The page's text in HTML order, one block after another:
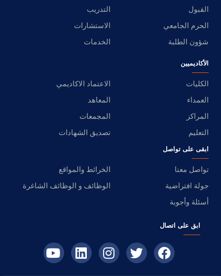
القبول
التدريب
الحرم الجامعي
الاستشارات
شؤون الطلبة
الخدمات
الأكاديميين
الكليات
الاعتماد الاكاديمي
العمداء
المعاهد
المراكز
المجمعات
التعليم
تصديق الشهادات
ابقى على تواصل
تواصل معنا
الخرائط والمواقع
جولة افتراضية
الوظائف و الوظائف الشاغرة
أسئلة وأجوبة
ابق على اتصال